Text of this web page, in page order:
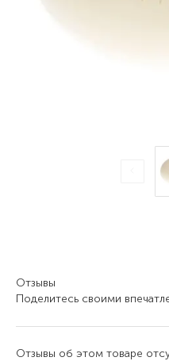
Отзывы
Поделитесь своими
Отзывы об этом товаре